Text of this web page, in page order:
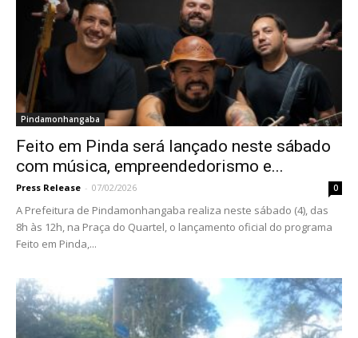
Pindamonhangaba
Feito em Pinda será lançado neste sábado
com música, empreendedorismo e...
Press Release - 07/02/2026 0
A Prefeitura de Pindamonhangaba realiza neste sábado (4), das
8h às 12h, na Praça do Quartel, o lançamento oficial do programa
Feito em Pinda,...